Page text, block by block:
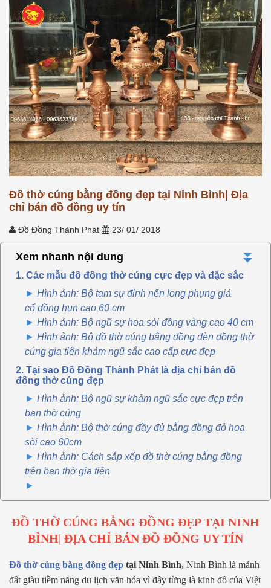
Đồ thờ cúng bằng đồng đẹp tại Ninh Bình| Địa
chỉ bán đồ đồng uy tín
Đồ Đồng Thành Phát 23/ 01/ 2018
Xem nhanh nội dung ⏬
1. Các mẫu đồ đồng thờ cúng cực đẹp và đặc sắc
Hình ảnh: Bộ tam sự đỉnh nến long phụng giả
cổ đồng hun cao 60 cm
Hình ảnh: Bộ ngũ sự hoa sòi đồng vàng cao 40 cm
Hình ảnh: Bộ đồ thờ cúng bằng đồng đèn đồng thờ
cúng gia tiên khảm ngũ sắc cao cấp cực đẹp
2. Tại sao Đồ Đồng Thành Phát là địa chỉ bán đồ
đồng thờ cúng đẹp
Hình ảnh: Bộ ngũ sự khảm ngũ sắc cực đẹp trên
ban thờ cúng
Hình ảnh: Bộ thờ cúng đầy đủ bằng đồng đỏ hoa
sòi cao 60cm
Hình ảnh: Cách sắp xếp đồ thờ cúng bằng đồng
trên ban thờ gia tiên
ĐỒ THỜ CÚNG BẰNG ĐỒNG ĐẸP TẠI NINH
BÌNH| ĐỊA CHỈ BÁN ĐỒ ĐỒNG UY TÍN
Đồ thờ cúng bằng đồng đẹp tại Ninh Bình, Ninh Bình là mảnh
đất giàu tiềm năng du lịch văn hóa vì đây từng là kinh đô của Việt